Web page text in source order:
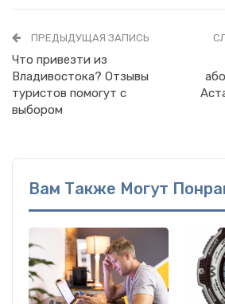
ПРЕДЫДУЩАЯ ЗАПИСЬ
Что привезти из
Владивостока? Отзывы
туристов помогут с
выбором
Вам Также Могут